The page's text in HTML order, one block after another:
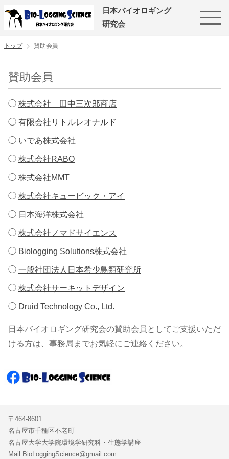
日本バイオロギング
研究会
トップ 賛助会員
賛助会員
◯ 株式会社 田中三次郎商店
◯ 有限会社リトルレオナルド
◯ いであ株式会社
◯ 株式会社RABO
◯ 株式会社MMT
◯ 株式会社キュービック・アイ
◯ 日本海洋株式会社
◯ 株式会社ノマドサイエンス
◯ Biologging Solutions株式会社
◯ 一般社団法人日本希少鳥類研究所
◯ 株式会社サーキットデザイン
◯ Druid Technology Co., Ltd.
日本バイオロギング研究会の賛助会員としてご支援いただ
ける方は、事務局までお気軽にご連絡ください。
〒464-8601
名古屋市千種区不老町
名古屋大学大学院環境学研究科・生態学講座
Mail:BioLoggingScience@gmail.com